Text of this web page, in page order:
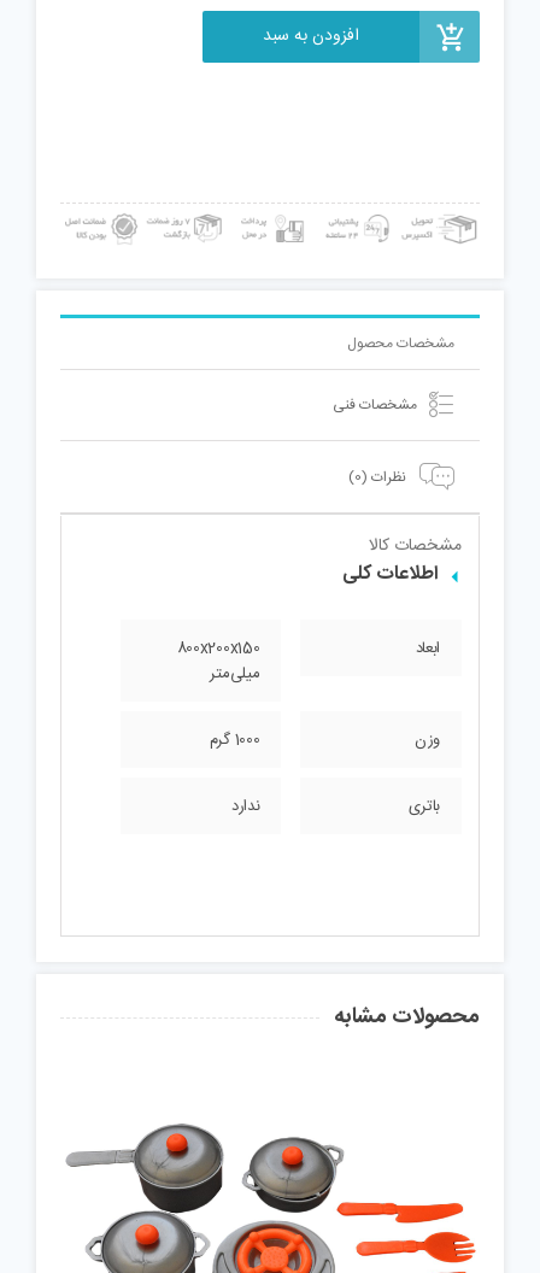
جاروبرقیافزودن به سبد
مشخصات محصول
مشخصات فنی
نظرات (0)
مشخصات کالا
اطلاعات کلی
ابعاد
800x200x150
میلی‌متر
وزن 1000 گرم
باتری ندارد
محصولات مشابه